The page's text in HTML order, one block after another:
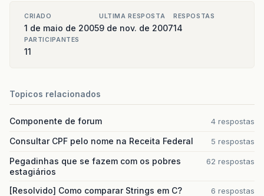
CRIADO
1 de maio de 2005
ULTIMA RESPOSTA
9 de nov. de 2007
RESPOSTAS
14
PARTICIPANTES
11
Topicos relacionados
Componente de forum 4 respostas
Consultar CPF pelo nome na Receita Federal 5 respostas
Pegadinhas que se fazem com os pobres
estagiários
62 respostas
[Resolvido] Como comparar Strings em C? 6 respostas